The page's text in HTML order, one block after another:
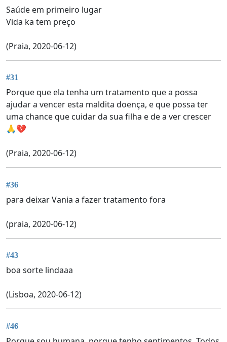
Saúde em primeiro lugar
Vida ka tem preço
(Praia, 2020-06-12)
#31
Porque que ela tenha um tratamento que a possa
ajudar a vencer esta maldita doença, e que possa ter
uma chance que cuidar da sua filha e de a ver crescer
🙏💔
(Praia, 2020-06-12)
#36
para deixar Vania a fazer tratamento fora
(praia, 2020-06-12)
#43
boa sorte lindaaa
(Lisboa, 2020-06-12)
#46